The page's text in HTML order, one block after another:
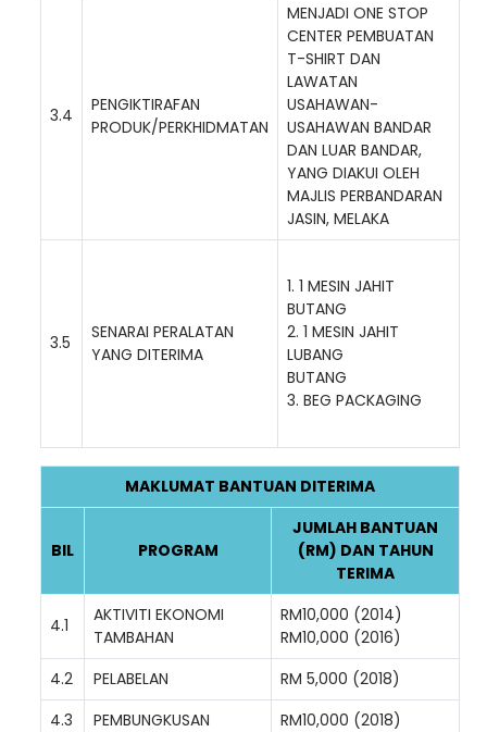
3.4
PENGIKTIRAFAN
PRODUK/PERKHIDMATAN
MENJADI ONE STOP
CENTER PEMBUATAN
T-SHIRT DAN
LAWATAN
USAHAWAN-
USAHAWAN BANDAR
DAN LUAR BANDAR,
YANG DIAKUI OLEH
MAJLIS PERBANDARAN
JASIN, MELAKA
3.5
SENARAI PERALATAN
YANG DITERIMA
1. 1 MESIN JAHIT
BUTANG
2. 1 MESIN JAHIT
LUBANG
BUTANG
3. BEG PACKAGING
MAKLUMAT BANTUAN DITERIMA
BIL PROGRAM
JUMLAH BANTUAN
(RM) DAN TAHUN
TERIMA
4.1
AKTIVITI EKONOMI
TAMBAHAN
RM10,000 (2014)
RM10,000 (2016)
4.2
PELABELAN
RM 5,000 (2018)
4.3
PEMBUNGKUSAN RM10,000 (2018)